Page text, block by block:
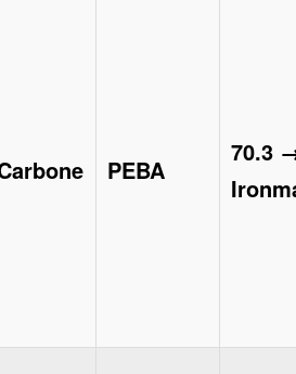
PEBA
70.3